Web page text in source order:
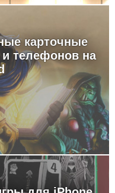
карточные
телефонов на